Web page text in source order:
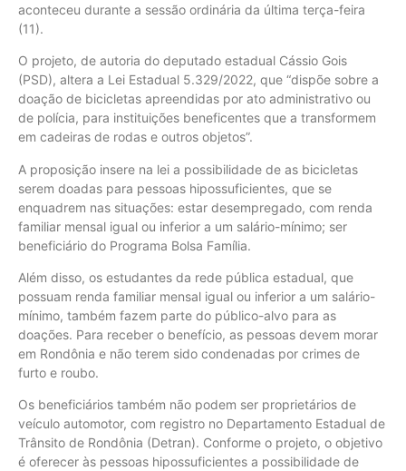
aconteceu durante a sessão ordinária da última terça-feira
(11).
O projeto, de autoria do deputado estadual Cássio Gois
(PSD), altera a Lei Estadual 5.329/2022, que “dispõe sobre a
doação de bicicletas apreendidas por ato administrativo ou
de polícia, para instituições beneficentes que a transformem
em cadeiras de rodas e outros objetos”.
A proposição insere na lei a possibilidade de as bicicletas
serem doadas para pessoas hipossuficientes, que se
enquadrem nas situações: estar desempregado, com renda
familiar mensal igual ou inferior a um salário-mínimo; ser
beneficiário do Programa Bolsa Família.
Além disso, os estudantes da rede pública estadual, que
possuam renda familiar mensal igual ou inferior a um salário-
mínimo, também fazem parte do público-alvo para as
doações. Para receber o benefício, as pessoas devem morar
em Rondônia e não terem sido condenadas por crimes de
furto e roubo.
Os beneficiários também não podem ser proprietários de
veículo automotor, com registro no Departamento Estadual de
Trânsito de Rondônia (Detran). Conforme o projeto, o objetivo
é oferecer às pessoas hipossuficientes a possibilidade de